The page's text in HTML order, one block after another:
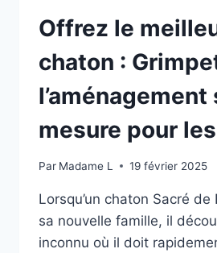
Offrez le
chaton :
l’aménagement
mesure pour
Par Madame L 19 février 2025
Lorsqu’un chaton Sacré
sa nouvelle famille, il
inconnu où il doit